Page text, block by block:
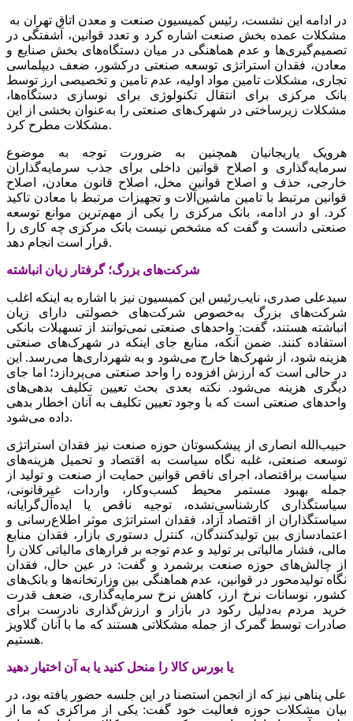
مشکلات عمده بخش صنعت اشاره کرد و تعدد قوانین، آشفتگی در
تصمیم‌گیری‌ها و عدم هماهنگی در میان دستگاه‌های بخش صنایع و
معادن، فقدان استراتژی توسعه صنعتی درکشور، ضعف دیپلماسی‌
تجاری، مشکلات تامین مواد اولیه، عدم تامین و تخصیصی ارز توسط
بانک مرکزی برای انتقال تکنولوژی برای نوسازی دستگاه‌ها،
مشکلات زیرساختی در شهرک‌های صنعتی را به‌عنوان بخشی از این
مشکلات مطرح کرد.
هرویک یاریجانیان همچنین به ضرورت توجه به موضوع
سرمایه‌گذاری و اصلاح قوانین داخلی برای جذب سرمایه‌گذاران
خارجی، حذف و اصلاح قوانین مخل، اصلاح قانون معادن، اصلاح
قوانین مرتبط با تامین ماشین‌آلات و تجهیزات مرتبط با معادن تاکید
کرد. او در ادامه، بانک مرکزی را یکی از مهم‌ترین موانع توسعه
صنعتی دانست و گفت که مشخص نیست‌ بانک مرکزی چه کاری را
قرار است انجام دهد.
شرکت‌های بزرگ؛ گرفتار زیان انباشته
سیدعلی صدری، نایب‌رئیس این کمیسیون نیز با اشاره به اینکه اغلب
شرکت‌های بزرگ به‌خصوص شرکت‌های خصولتی دارای زیان
انباشته هستند، گفت: واحدهای صنعتی نمی‌توانند از تسهیلات بانکی
استفاده کنند. ضمن آنکه، منابع جای اینکه در شهرک‌های صنعتی
هزینه شود، از شهرک‌ها خارج می‌شود و به شهرداری‌ها می‌رسد. این
در حالی است که ارزش افزوده را واحد صنعتی می‌پردازد؛ اما جای
دیگری هزینه می‌شود. نکته بعدی بحث تعیین‌ تکلیف بدهی‌های
واحدهای صنعتی است که با وجود تعیین تکلیف به آنان اخطار بدهی
داده می‌شود.
حبیب‌الله انصاری از پیشکسوتان حوزه صنعت نیز فقدان استراتژی
توسعه صنعتی، غلبه نگاه سیاست به اقتصاد و تحمیل هزینه‌های
سیاست براقتصاد، اجرای ناقص قوانین حمایت از صنعت و تولید از
جمله بهبود مستمر محیط کسب‌وکار، واردات غیرقانونی،
سیاستگذاری کارشناسی‌نشده، توجیه ناقص یا ایده‌آل‌گرایانه
سیاستگذاران از اقتصاد آزاد، فقدان استراتژی موثر اطلاع‌رسانی و
اعتمادسازی بین تولیدکنندگان، کنترل دستوری بازار، فقدان منابع
مالی، فشار مالیاتی بر تولید و عدم توجه بر فرارهای مالیاتی کلان را
از چالش‌های حوزه صنعت برشمرد و گفت: در عین حال، فقدان
نگاه تولیدمحور در قوانین، عدم هماهنگی بین وزارتخانه‌ها و بانک‌های
کشور، نوسانات نرخ ارز، کاهش نرخ سرمایه‌گذاری، ضعف قدرت
خرید مردم به‌دلیل رکود در بازار و ارزش‌گذاری نادرست برای
صادرات توسط گمرک از جمله مشکلاتی هستند که ما با آنان گلاویز
هستیم.
یا بورس کالا را منحل کنید یا به آن اختیار دهید
علی پناهی نیز که از انجمن استصنا در این جلسه حضور یافته بود، در
بیان مشکلات حوزه فعالیت خود گفت: یکی از مراکزی که ما از